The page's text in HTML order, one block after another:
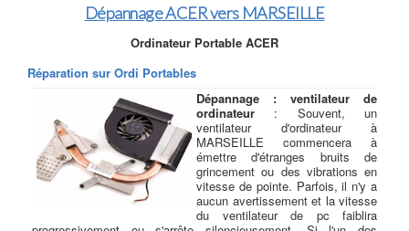
Dépannage ACER vers MARSEILLE
Ordinateur Portable ACER
Réparation sur Ordi Portables
Dépannage : ventilateur de
ordinateur : Souvent, un
ventilateur d'ordinateur à
MARSEILLE commencera à
émettre d'étranges bruits de
grincement ou des vibrations en
vitesse de pointe. Parfois, il n'y a
aucun avertissement et la vitesse
du ventilateur de pc faiblira